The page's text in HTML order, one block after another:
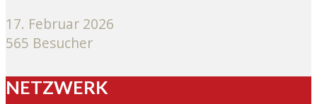
17. Februar 2026
565 Besucher
NETZWERK